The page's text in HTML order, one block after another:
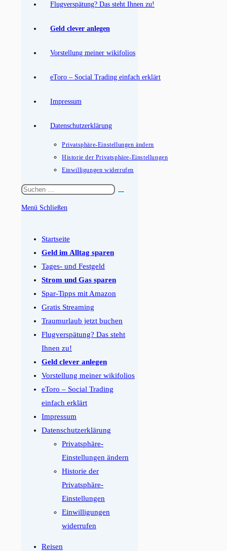
Flugverspätung? Das steht Ihnen zu!
Geld clever anlegen
Vorstellung meiner wikifolios
eToro – Social Trading einfach erklärt
Impressum
Datenschutzerklärung
Privatsphäre-Einstellungen ändern
Historie der Privatsphäre-Einstellungen
Einwilligungen widerrufen
Diese
Menü Schließen
Button
einzuklappen
Startseite
Geld im Alltag sparen
Tages- und Festgeld
Strom und Gas sparen
Spar-Tipps mit Amazon
Gratis Streaming
Traumurlaub jetzt buchen
Flugverspätung? Das steht
Ihnen zu!
Geld clever anlegen
Vorstellung meiner wikifolios
eToro – Social Trading
einfach erklärt
Impressum
Datenschutzerklärung
Privatsphäre-
Einstellungen ändern
Historie der
Privatsphäre-
Einstellungen
Einwilligungen
widerrufen
Reisen